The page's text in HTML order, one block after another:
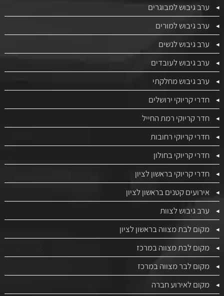
ערב גיבוש למבוגרים
ערב גיבוש למורים
ערב גיבוש לנשים
ערב גיבוש לעובדים
ערב גיבוש מחלקתי
חדרי קריוקי ירושלים
חדר קריוקי רמת החייל
חדרי קריוקי רחובות
חדרי קריוקי בחולון
חדרי קריוקי בראשון לציון
אירועים קטנים בראשון לציון
ערב גיבוש לצוות
מקום לבת מצווה בראשון לציון
מקום לבת מצווה במרכז
מקום לבר מצווה במרכז
מקום לאירוע חברה